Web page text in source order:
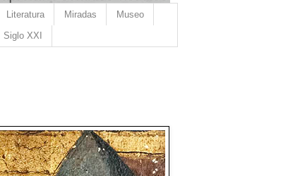
Literatura Miradas Museo
Siglo XXI